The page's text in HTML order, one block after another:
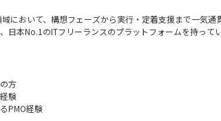
において、構想フェーズから実行・定着支援まで一気通
日本No.1のITフリーランスのプラットフォームを持っ
なく、実際に現場を動かす変革まで挑戦したい方にフィ
システム導入・内製化支援などを一気通貫でご担当い
構想策定
、実行環境の構築を含めた実践的支援
・設計・PMO支援
方
験
PMO経験